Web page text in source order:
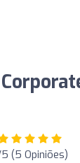
(5 Opiniões)